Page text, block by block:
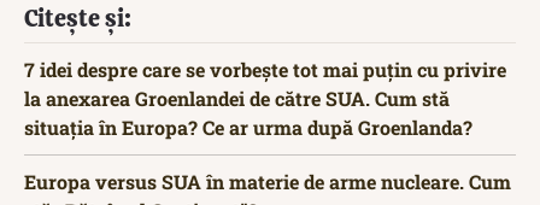
Citește și:
7 idei despre care se vorbește tot mai puțin cu privire
la anexarea Groenlandei de către SUA. Cum stă
situația în Europa? Ce ar urma după Groenlanda?
Europa versus SUA în materie de arme nucleare. Cum